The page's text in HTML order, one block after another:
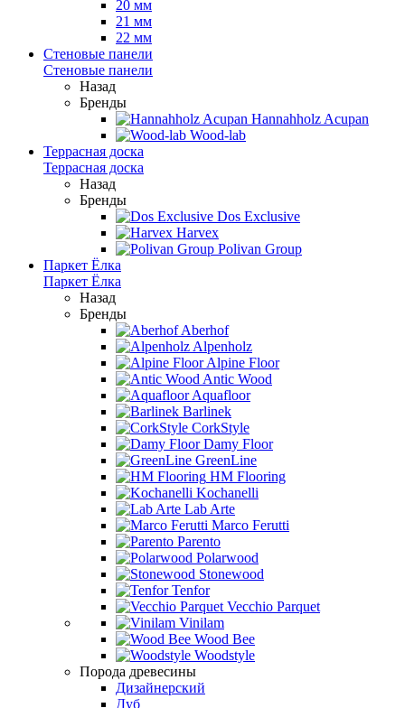
20 мм
21 мм
22 мм
Стеновые панели
Стеновые панели
Назад
Бренды
Hannahholz Acupan
Wood-lab
Террасная доска
Террасная доска
Назад
Бренды
Dos Exclusive
Harvex
Polivan Group
Паркет Ёлка
Паркет Ёлка
Назад
Бренды
Aberhof
Alpenholz
Alpine Floor
Antic Wood
Aquafloor
Barlinek
CorkStyle
Damy Floor
GreenLine
HM Flooring
Kochanelli
Lab Arte
Marco Ferutti
Parento
Polarwood
Stonewood
Tenfor
Vecchio Parquet
Vinilam
Wood Bee
Woodstyle
Порода древесины
Дизайнерский
Дуб